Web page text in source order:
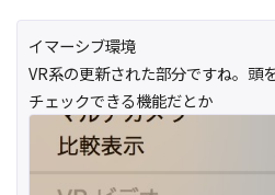
イマーシブ環境
VR系の更新された部分ですね。頭
チェックできる機能だとか